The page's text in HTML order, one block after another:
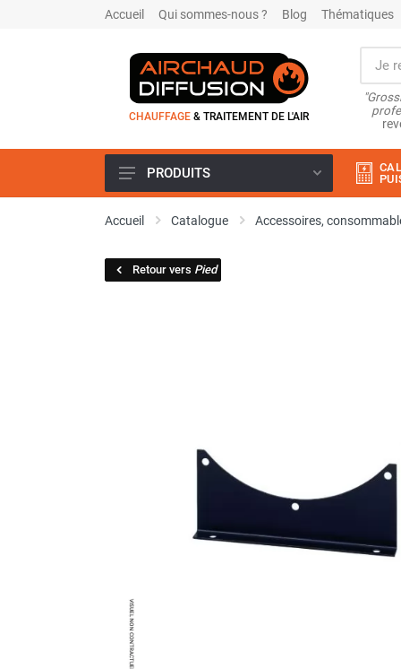
Accueil Qui sommes-nous ? Blog Thématiques
CHAUFFAGE & TRAITEMENT DE L'AIR
Climatiseur
Climatiseur mobile résidentiel et
Coffret de brumisation
Ventilateur brumisateur
Ventilateur / extracteur d'air mobile
Ventilateur fixe
Ventilateur centrifuge
Ventilateur de sol
Ventilateur sur pied
Ventilateur de bureau
PRODUITS
Accueil Catalogue Accessoires,
Retour vers Pied